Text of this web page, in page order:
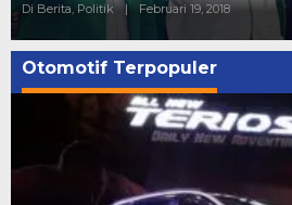
Di Berita, Politik | Februari 19, 2018
Otomotif Terpopuler